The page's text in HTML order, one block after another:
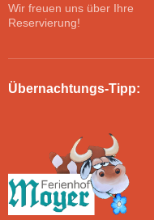
Wir freuen uns über Ihre
Reservierung!
Übernachtungs-Tipp: